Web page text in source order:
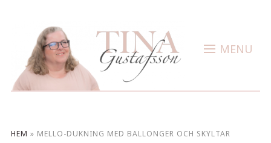
MENU
HEM » MELLO-DUKNING MED BALLONGER OCH SKYLTAR